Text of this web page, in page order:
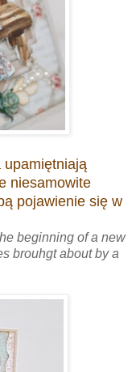
upamiętniają
niesamowite
pojawienie się w
beginning of a new
brouhgt about by a